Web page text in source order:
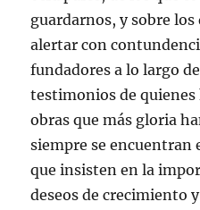
guardarnos, y sobre
alertar con
fundadores a lo largo
testimonios de
obras que más gloria
siempre se encuentran
que insisten en la
deseos de crecimiento